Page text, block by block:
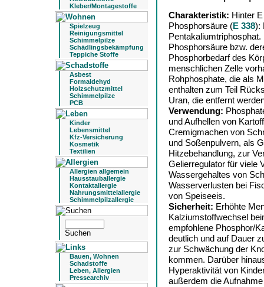
Kleber/Montagestoffe
Spielzeug
Reinigungsmittel
Schimmelpilze
Schädlingsbekämpfung
Teppiche Stoffe
Asbest
Formaldehyd
Holzschutzmittel
Schimmelpilze
PCB
Kinder
Lebensmittel
Kfz-Versicherung
Kosmetik
Textilien
Allergien allgemein
Hausstauballergie
Kontaktallergie
Nahrungsmittelallergie
Schimmelpilzallergie
Bauen, Wohnen
Schadstoffe
Leben, Allergien
Pressearchiv
Charakteristik: Hinter
Phosphorsäure (E 338):
Phosphorsäure bzw.
Phosphorbedarf des
menschlichen Zelle
Rohphosphate, die als
enthalten zum Teil
Uran, die entfernt
Verwendung:
und Aufhellen von
Cremigmachen von
und Soßenpulvern, als
Hitzebehandlung, zur
Gelierregulator für viele
Wassergehaltes von
Wasserverlusten bei
von Speiseeis.
Sicherheit: Erhöhte
Kalziumstoffwechsel
empfohlene Phosphor/
deutlich und auf Dauer
zur Schwächung der
kommen. Darüber
Hyperaktivität von
außerdem die